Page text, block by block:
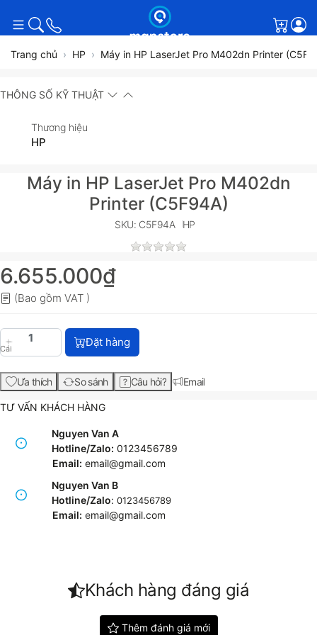
Giỏ
Trang chủ HP Máy in HP LaserJet Pro M402dn Printer
THÔNG SỐ KỸ THUẬT
Thương hiệu
HP
Máy in HP LaserJet Pro M402dn
Printer (C5F94A)
SKU: C5F94A HP
6.655.000₫
(Bao gồm VAT )
Cái
Máy in HP LaserJet Pro M402dn Printer
Đặt hàng
Ưa thích So sánh Câu hỏi? Email
TƯ VẤN KHÁCH HÀNG
Nguyen Van A
Hotline/Zalo: 0123456789
Email: email@gmail.com
Nguyen Van B
Hotline/Zalo: 0123456789
Email: email@gmail.com
Khách hàng đáng giá
Thêm đánh giá mới